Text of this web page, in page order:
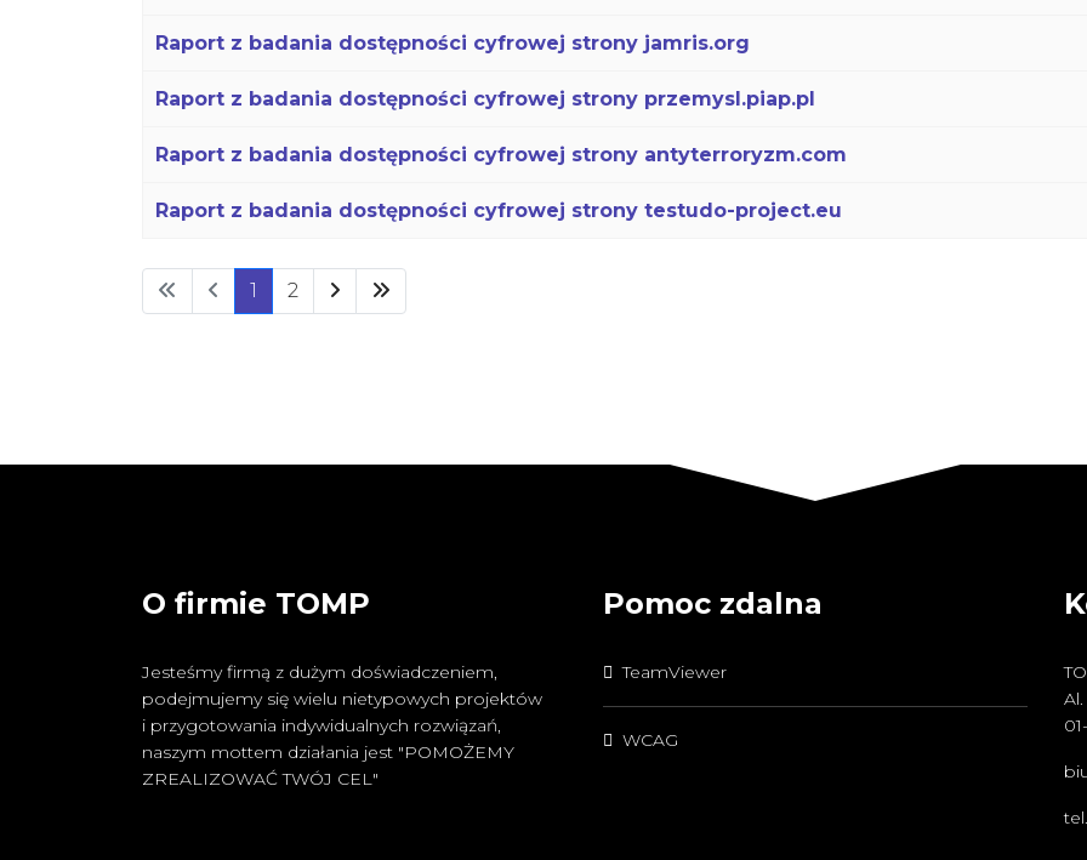
Raport z badania dostępności cyfrowej strony jamris.org
Raport z badania dostępności cyfrowej strony przemysl.piap.pl
Raport z badania dostępności cyfrowej strony antyterroryzm.com
Raport z badania dostępności cyfrowej strony testudo-project.eu
1 2
O firmie TOMP
Jesteśmy firmą z dużym doświadczeniem,
podejmujemy się wielu nietypowych projektów
i przygotowania indywidualnych rozwiązań,
naszym mottem działania jest "POMOŻEMY
ZREALIZOWAĆ TWÓJ CEL"
Pomoc zdalna
TeamViewer
WCAG